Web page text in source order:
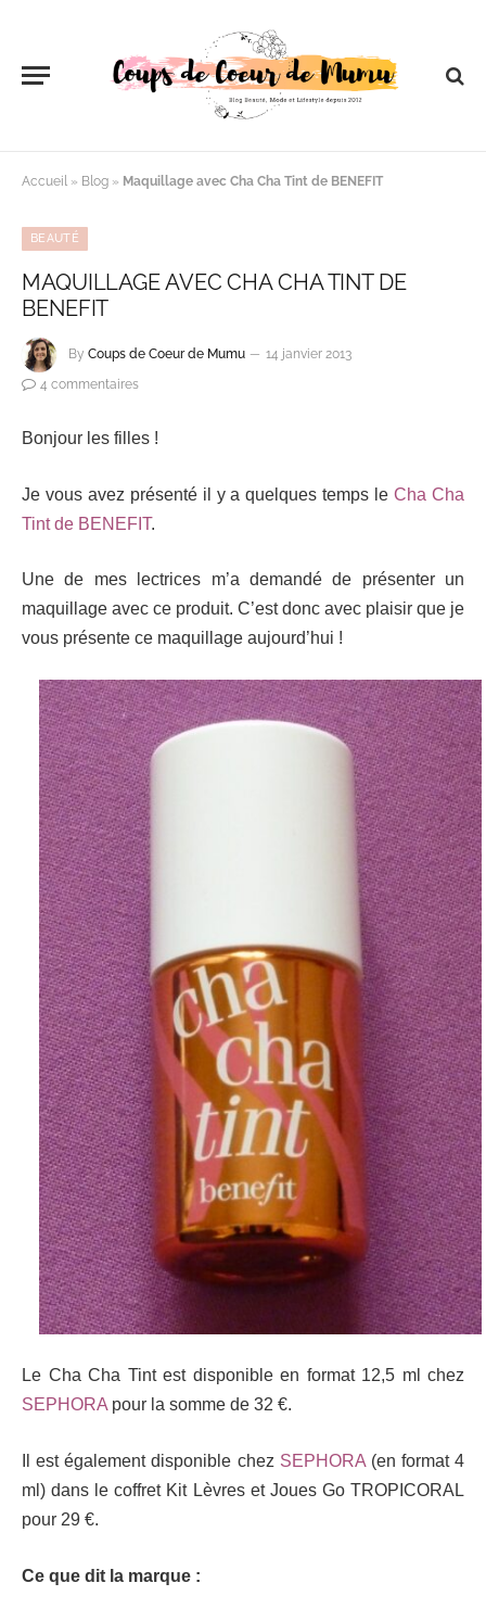
Accueil » Blog » Maquillage avec Cha Cha Tint de BENEFIT
BEAUTÉ
MAQUILLAGE AVEC CHA CHA TINT DE
BENEFIT
By Coups de Coeur de Mumu
14 janvier 2013
4 commentaires
Bonjour les filles !
Je vous avez présenté il y a quelques temps leCha Cha
Tint de BENEFIT.
Une de mes lectrices m’a demandé de présenter un
maquillage avec ce produit. C’est donc avec plaisir que je
vous présente ce maquillage aujourd’hui !
Le Cha Cha Tint est disponible en format 12,5 ml chez
SEPHORA pour la somme de 32 €.
Il est également disponible chez SEPHORA(en format 4
ml) dans le coffret Kit Lèvres et Joues Go TROPICORAL
pour 29 €.
Ce que dit la marque :